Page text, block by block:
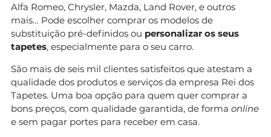
Alfa Romeo, Chrysler, Mazda, Land Rover, e outros
mais… Pode escolher comprar os modelos de
substituição pré-definidos ou personalizar os seus
tapetes, especialmente para o seu carro.
São mais de seis mil clientes satisfeitos que atestam a
qualidade dos produtos e serviços da empresa Rei dos
Tapetes. Uma boa opção para quem quer comprar a
bons preços, com qualidade garantida, de forma online
e sem pagar portes para receber em casa.